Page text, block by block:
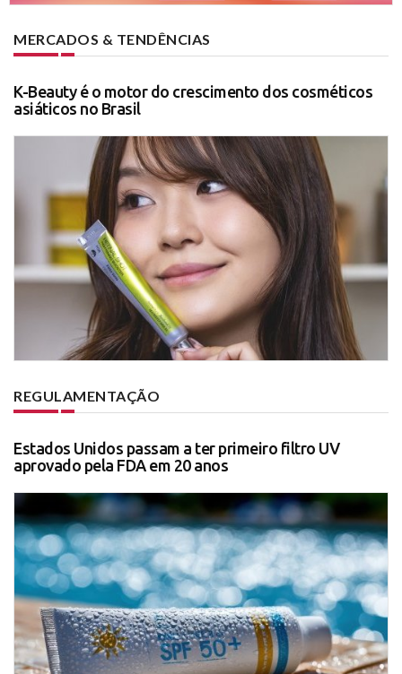
MERCADOS & TENDÊNCIAS
K-Beauty é o motor do crescimento dos cosméticos
asiáticos no Brasil
REGULAMENTAÇÃO
Estados Unidos passam a ter primeiro filtro UV
aprovado pela FDA em 20 anos